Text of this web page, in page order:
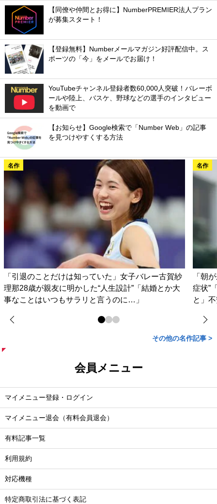
【同僚や仲間とお得に】NumberPREMIER法人プラン
が募集スタート！
【登録無料】Numberメールマガジン好評配信中。ス
ポーツの「今」をメールでお届け！
YouTubeチャンネル登録者数60,000人突破！バレーボ
ールや陸上、バスケ、野球などの選手のインタビュー
を動画で
【お知らせ】Google検索で「Number Web」の記事
を見つけやすくする方法
名作
「引退のことだけは知っていた」女子バレー古賀紗
理那28歳が親友に明かした“人生設計”「結婚とか大
事なことはいつもサラリと言うのに…」
名作
「朝
症状”
と」
その他の名作記事 >
会員メニュー
マイメニュー登録・ログイン
マイメニュー退会（有料会員退会）
有料記事一覧
利用規約
対応機種
特定商取引法に基づく表記